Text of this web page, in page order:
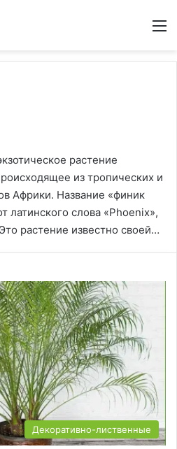
растение
из тропических и
Африки. Название «финик
латинского слова «Phoenix»,
растение известно своей…
Декоративно-лиственные